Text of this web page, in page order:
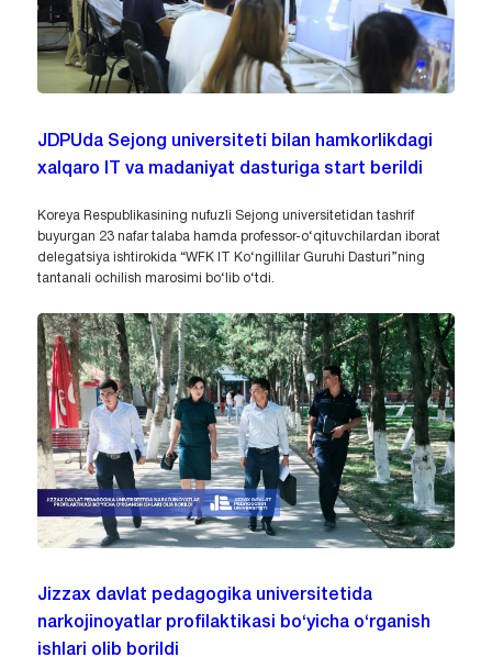
JDPUda Sejong universiteti bilan hamkorlikdagi
xalqaro IT va madaniyat dasturiga start berildi
Koreya Respublikasining nufuzli Sejong universitetidan tashrif
buyurgan 23 nafar talaba hamda professor-o‘qituvchilardan iborat
delegatsiya ishtirokida “WFK IT Ko‘ngillilar Guruhi Dasturi”ning
tantanali ochilish marosimi bo‘lib o‘tdi.
Jizzax davlat pedagogika universitetida
narkojinoyatlar profilaktikasi bo‘yicha o‘rganish
ishlari olib borildi